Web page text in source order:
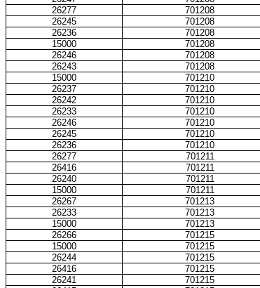
26277
701208
26245
701208
26236
701208
15000
701208
26246
701208
26243
701208
15000
701210
26237
701210
26242
701210
26233
701210
26246
701210
26245
701210
26236
701210
26277
701211
26416
701211
26240
701211
15000
701211
26267
701213
26233
701213
15000
701213
26266
701215
15000
701215
26244
701215
26416
701215
26241
701215